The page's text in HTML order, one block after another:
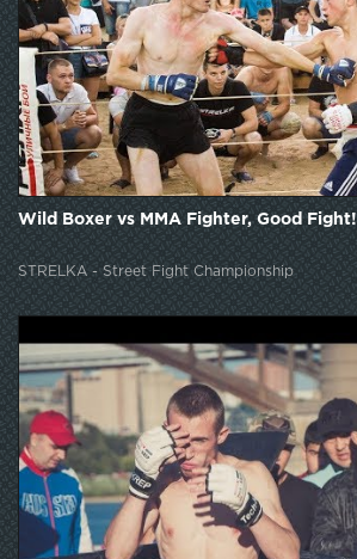
Wild Boxer vs MMA Fighter, Good Fight!
STRELKA - Street Fight Championship